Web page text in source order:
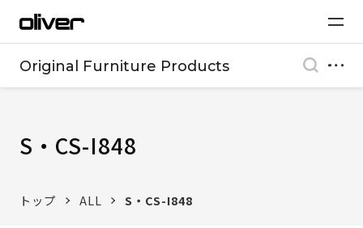
Original Furniture Products
S・CS-I848
トップ ALL S・CS-I848